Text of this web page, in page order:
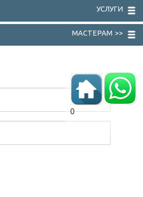
УСЛУГИ
МАСТЕРАМ >>
0